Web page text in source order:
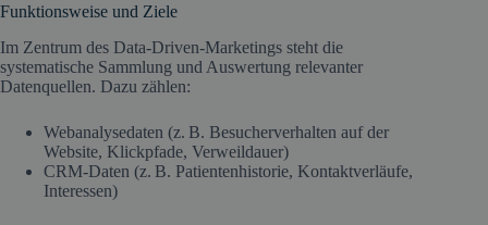
Funktionsweise und Ziele
Im Zentrum des Data-Driven-Marketings steht die
systematische Sammlung und Auswertung relevanter
Datenquellen. Dazu zählen:
Webanalysedaten (z. B. Besucherverhalten auf der
Website, Klickpfade, Verweildauer)
CRM-Daten (z. B. Patientenhistorie, Kontaktverläufe,
Interessen)